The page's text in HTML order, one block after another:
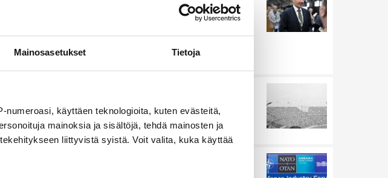
Mainosasetukset Tietoja
numeroasi, käyttäen teknologioita, kuten evästeitä,
mainoksia ja sisältöjä, tehdä mainosten ja
liittyvistä syistä. Voit valita, kuka käyttää
mikä hänestä on Ylen gallupin
todellinen uutinen –
”Kokoomus maksaa siitä
alla kyti
Uutiset